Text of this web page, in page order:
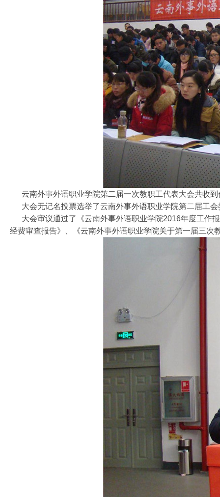
云南外事外语职业学院第二届一次教职工代表大会共收到
大会无记名投票选举了云南外事外语职业学院第二届工会
大会审议通过了《云南外事外语职业学院2016年度工作
经费审查报告》、《云南外事外语职业学院关于第一届三次